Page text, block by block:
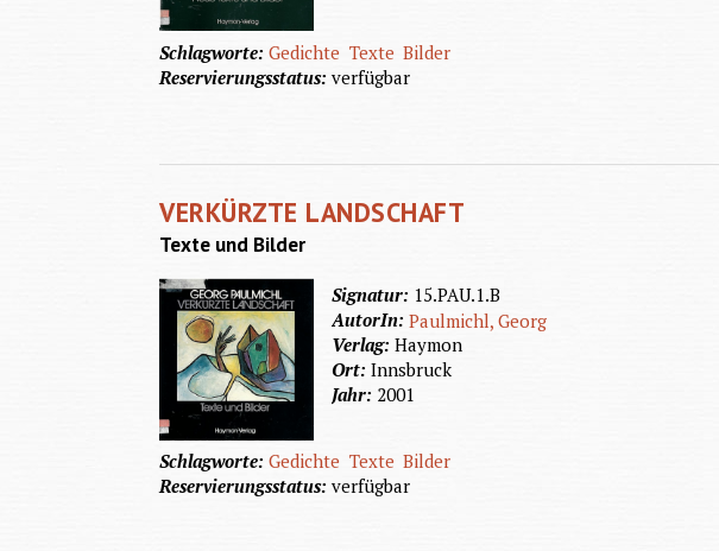
Schlagworte:Gedichte Texte Bilder
Reservierungsstatus:verfügbar
VERKÜRZTE LANDSCHAFT
Texte und Bilder
Signatur: 15.PAU.1.B
AutorIn:Paulmichl, Georg
Verlag:Haymon
Ort:Innsbruck
Jahr: 2001
Schlagworte:Gedichte Texte Bilder
Reservierungsstatus:verfügbar